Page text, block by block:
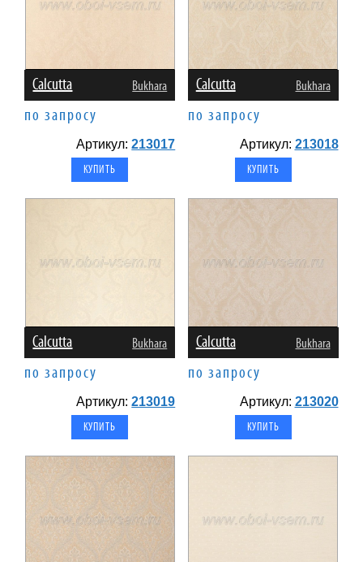
Calcutta Bukhara
по запросу
Артикул:213017
Calcutta Bukhara
по запросу
Артикул: 213018
Calcutta Bukhara
по запросу
Артикул:213019
Calcutta Bukhara
по запросу
Артикул: 213020